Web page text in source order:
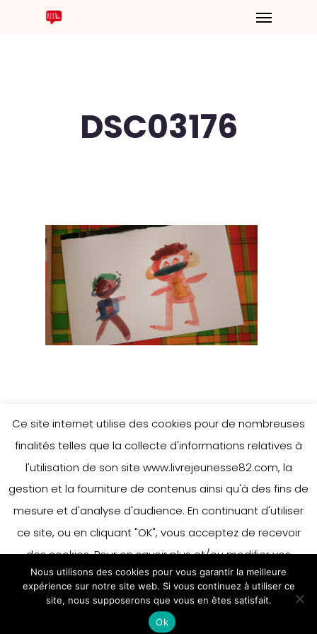
DSC03176
Ce site internet utilise des cookies pour de nombreuses
finalités telles que la collecte d'informations relatives à
l'utilisation de son site www.livrejeunesse82.com, la
gestion et la fourniture de contenus ainsi qu'à des fins de
mesure et d'analyse d'audience. En continuant d'utiliser
ce site, ou en cliquant "OK", vous acceptez de recevoir
des cookies. Pour en savoir plus et/ou modifier vos
préférences en matière de cookies, merci de vous référer
à notre politique sur les cookies.
Accepter
En savoir plus
Nous utilisons des cookies pour vous garantir la meilleure
expérience sur notre site web. Si vous continuez à utiliser ce
site, nous supposerons que vous en êtes satisfait.
Ok